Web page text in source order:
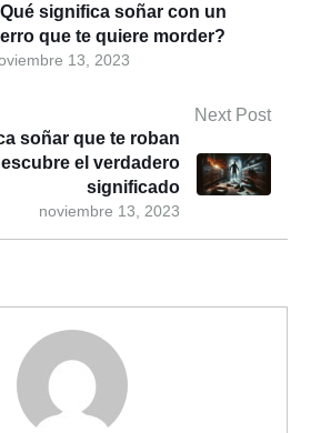
13, 2023
significa soñar con un
que te quiere morder?
Next Post
noviembre 13, 2023
soñar que te roban
el verdadero
significado